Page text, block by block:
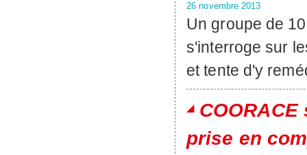
26 novembre 2013
Un groupe de
s'interroge sur
et tente d'y
prise en